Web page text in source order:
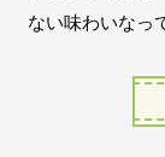
ない味わいなっ